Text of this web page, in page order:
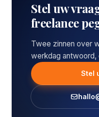
Stel uw
freelance
Twee zinnen over
werkdag antwoord,
Stel